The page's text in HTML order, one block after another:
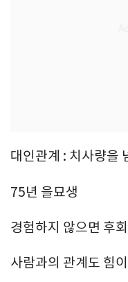
대인관계 : 치사량을
75년 을묘생
경험하지 않으면 후
사람과의 관계도 힘